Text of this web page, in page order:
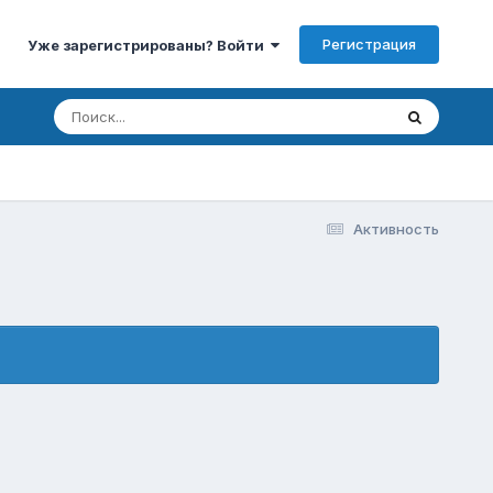
Уже зарегистрированы? Войти Регистрация
Активность